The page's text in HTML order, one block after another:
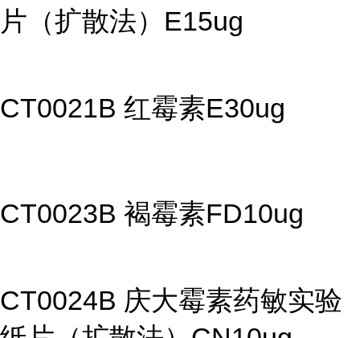
片（扩散法）E15ug
CT0021B 红霉素E30ug
CT0023B 褐霉素FD10ug
CT0024B 庆大霉素药敏实验